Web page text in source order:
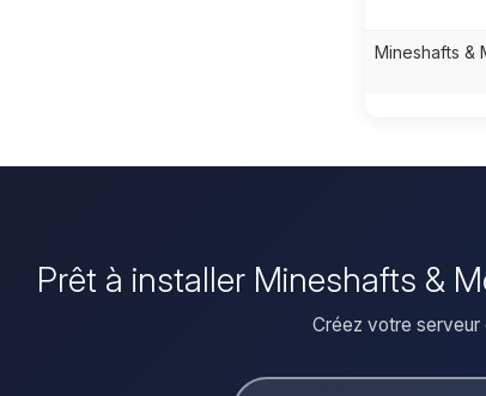
Mineshafts &
Prêt à installer Mineshafts &
Créez votre serveur